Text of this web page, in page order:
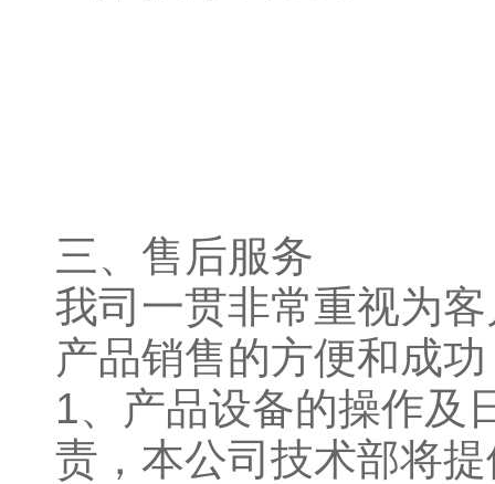
三、售后服务
我司一贯非常重视为
产品销售的方便和成
1、产品设备的操作及
责，本公司技术部将